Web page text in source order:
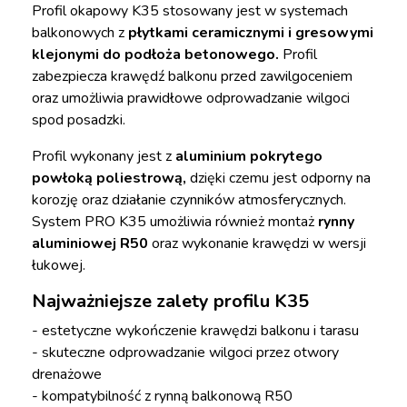
Profil okapowy K35 stosowany jest w systemach
balkonowych z płytkami ceramicznymi i gresowymi
klejonymi do podłoża betonowego. Profil
zabezpiecza krawędź balkonu przed zawilgoceniem
oraz umożliwia prawidłowe odprowadzanie wilgoci
spod posadzki.
Profil wykonany jest z aluminium pokrytego
powłoką poliestrową, dzięki czemu jest odporny na
korozję oraz działanie czynników atmosferycznych.
System PRO K35 umożliwia również montaż rynny
aluminiowej R50 oraz wykonanie krawędzi w wersji
łukowej.
Najważniejsze zalety profilu K35
- estetyczne wykończenie krawędzi balkonu i tarasu
- skuteczne odprowadzanie wilgoci przez otwory
drenażowe
- kompatybilność z rynną balkonową R50